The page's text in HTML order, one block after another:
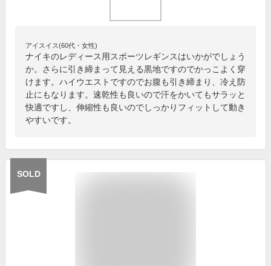
アイスイス(60代・女性)
ナイキのレディース用スポーツレギンスはいかがでしょう
か。さらに引き締まって見える黒地ですのでかっこよく穿
けます。ハイウエストですのでお腹も引き締まり、冷え防
止にもなります。速乾性も良いので汗をかいてもサラッと
快適ですし、伸縮性も良いのでしっかりフィットして動き
やすいです。
SOLD